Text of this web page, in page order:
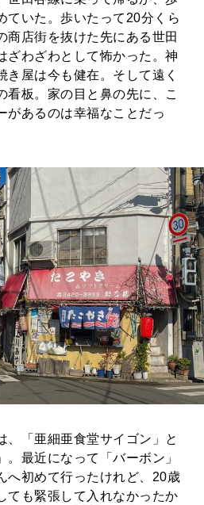
ていた。歩いたって20分くら
商店街を抜けた先にある世田
ざわざわとして怖かった。神
き屋は今も健在。そして遠く
看板。家の目と鼻の先に、こ
があるのは幸福なことだっ
、「亜細亜食堂サイゴン」と
。最近になって「バーボン」
へ初めて行ったけれど、20歳
ても緊張して入れなかったか